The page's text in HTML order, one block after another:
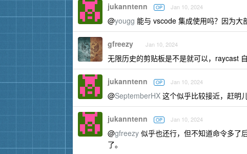
jukanntenn OP Jan 10, 2024
@yougg 能与 vscode 集成使用吗？因为大
gfreezy Jan 10, 2024
无限历史的剪贴板是不是就可以，raycast
jukanntenn OP Jan 10, 2024
@SeptemberHX 这个似乎比较接近，赶明
jukanntenn OP Jan 10, 2024
@gfreezy 似乎也还行，但不知道命令多了
了。